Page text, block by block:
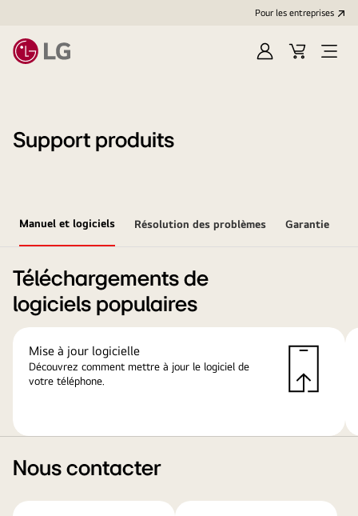
Pour les entreprises
Se
Panier
Support produits
Manuel et logiciels Résolution des problèmes Garantie
Téléchargements de
logiciels populaires
Mise à jour logicielle
Découvrez comment mettre à jour le logiciel de
votre téléphone.
Nous contacter